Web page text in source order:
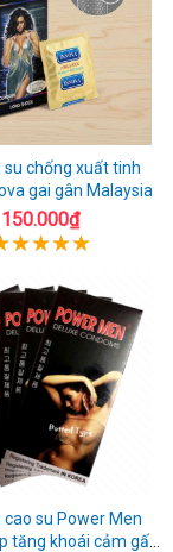
su chống xuất tinh
gai gân Malaysia
150.000₫
cao su Power Men
tăng khoái cảm gấp